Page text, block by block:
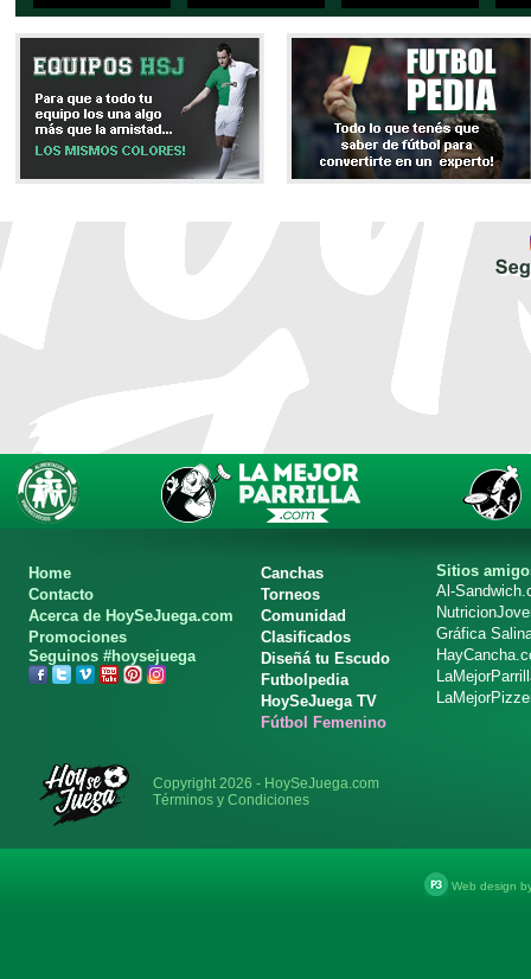
Home
Contacto
Acerca de HoySeJuega.com
Promociones
Seguinos #hoysejuega
Canchas
Torneos
Comunidad
Clasificados
Diseñá tu Escudo
Futbolpedia
HoySeJuega TV
Fútbol Femenino
Sitios
Al-
Gráfica
Copyright 2026 - HoySeJuega.com
Términos y Condiciones
Web design